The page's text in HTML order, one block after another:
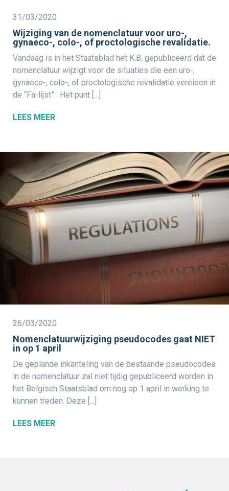
31/03/2020
Wijziging van de nomenclatuur voor uro-,
gynaeco-, colo-, of proctologische revalidatie.
Vandaag is in het Staatsblad het K.B. gepubliceerd dat de
nomenclatuur wijzigt voor de situaties die een uro-,
gynaeco-, colo-, of proctologische revalidatie vereisen in
de “Fa-lijst” . Het punt [...]
LEES MEER
26/03/2020
Nomenclatuurwijziging pseudocodes gaat NIET
in op 1 april
De geplande inkanteling van de bestaande pseudocodes
in de nomenclatuur zal niet tijdig gepubliceerd worden in
het Belgisch Staatsblad om nog op 1 april in werking te
kunnen treden. Deze [...]
LEES MEER